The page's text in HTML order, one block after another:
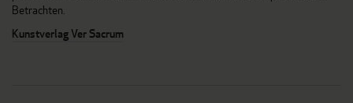
Betrachten.
Kunstverlag Ver Sacrum